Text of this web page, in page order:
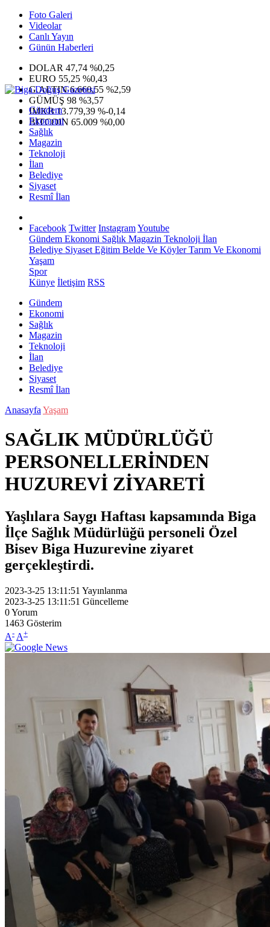
Foto Galeri
Videolar
Canlı Yayın
Günün Haberleri
DOLAR 47,74 %0,25
EURO 55,25 %0,43
G.ALTIN6.660,55 %2,59
GÜMÜŞ 98 %3,57
IMKB13.779,39 %-0,14
BITCOIN 65.009 %0,00
Gündem
Ekonomi
Sağlık
Magazin
Teknoloji
İlan
Belediye
Siyaset
Resmî İlan
Facebook Twitter InstagramYoutube
Gündem Ekonomi Sağlık Magazin Teknoloji İlan
Belediye Siyaset Eğitim Belde Ve KöylerTarım Ve Ekonomi
Yaşam
Spor
Künye İletişim RSS
Gündem
Ekonomi
Sağlık
Magazin
Teknoloji
İlan
Belediye
Siyaset
Resmî İlan
Anasayfa Yaşam
SAĞLIK MÜDÜRLÜĞÜ
PERSONELLERİNDEN
HUZUREVİ ZİYARETİ
Yaşlılara Saygı Haftası kapsamında Biga
İlçe Sağlık Müdürlüğü personeli Özel
Bisev Biga Huzurevine ziyaret
gerçekleştirdi.
2023-3-25 13:11:51 Yayınlanma
2023-3-25 13:11:51 Güncelleme
0Yorum
1463 Gösterim
A- A+